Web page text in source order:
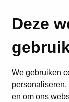
Deze
We gebruiken
personaliseren,
en om ons